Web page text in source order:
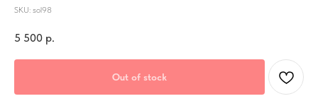
SKU: sol98
5 500 р.
Out of stock